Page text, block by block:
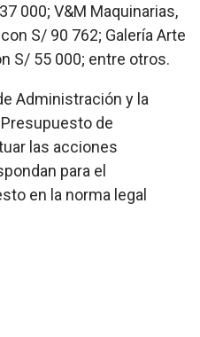
000; V&M Maquinarias,
S/ 90 762; Galería Arte
S/ 55 000; entre otros.
Administración y la
de
las acciones
para el
en la norma legal